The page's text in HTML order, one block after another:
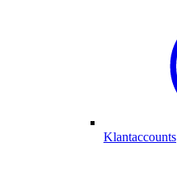
Klantaccounts